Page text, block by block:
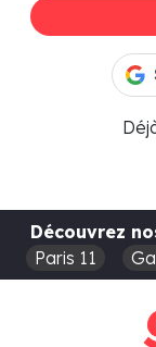
Découvrez
Paris 11